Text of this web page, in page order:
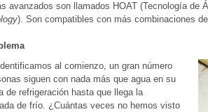
avanzados son llamados HOAT (Tecnología de
). Son compatibles con más combinaciones
al comienzo, un gran número
siguen con nada más que agua en su
de refrigeración hasta que llega la
de frío. ¿Cuántas veces no hemos visto